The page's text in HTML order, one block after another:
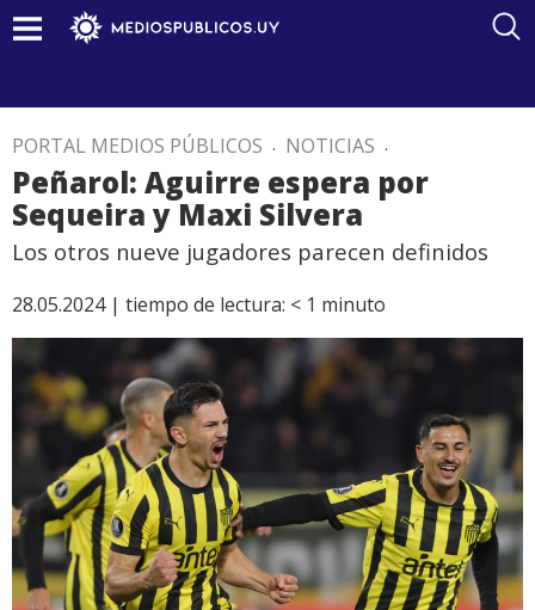
PORTAL MEDIOS PÚBLICOS . NOTICIAS .
Peñarol: Aguirre espera por
Sequeira y Maxi Silvera
Los otros nueve jugadores parecen definidos
28.05.2024 | tiempo de lectura: < 1 minuto